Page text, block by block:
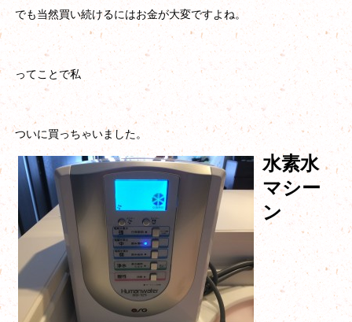
でも当然買い続けるにはお金が大変ですよね。
ってことで私
ついに買っちゃいました。
水素水
マシー
ン